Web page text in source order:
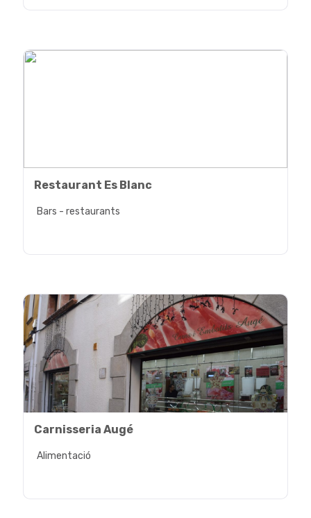
Restaurant Es Blanc
Bars - restaurants
Carnisseria Augé
Alimentació